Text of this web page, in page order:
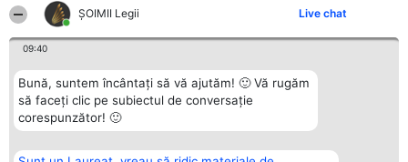
ȘOIMII Legii Live chat
09:40
Bună, suntem încântați să vă ajutăm! 🙂 Vă rugăm
să faceți clic pe subiectul de conversație
corespunzător! 🙂